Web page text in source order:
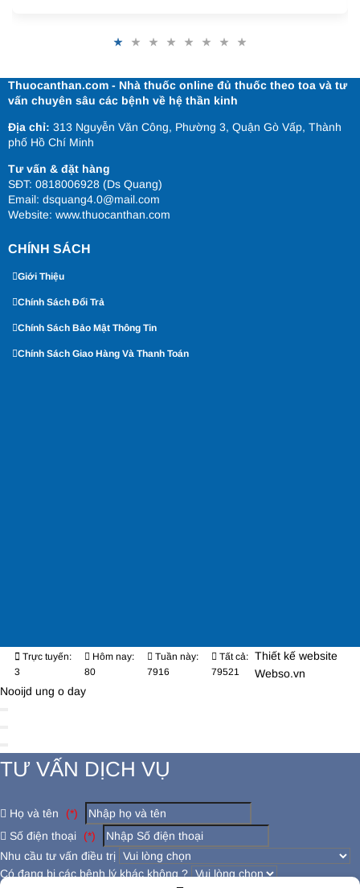
Thuocanthan.com - Nhà thuốc online đủ thuốc theo toa và tư
vấn chuyên sâu các bệnh về hệ thần kinh
Địa chỉ: 313 Nguyễn Văn Công, Phường 3, Quận Gò Vấp, Thành
phố Hồ Chí Minh
Tư vấn & đặt hàng
SĐT: 0818006928 (Ds Quang)
Email: dsquang4.0@mail.com
Website: www.thuocanthan.com
CHÍNH SÁCH
Giới Thiệu
Chính Sách Đổi Trả
Chính Sách Bảo Mật Thông Tin
Chính Sách Giao Hàng Và Thanh Toán
Trực tuyến:
3
Hôm nay:
80
Tuần này:
7916
Tất cả:
79521
Thiết kế website
Webso.vn
Nooijd ung o day
TƯ VẤN DỊCH VỤ
Họ và tên
(*)
Số điện thoại
(*)
Nhu cầu tư vấn điều trị
Có đang bị các bệnh lý khác không ?